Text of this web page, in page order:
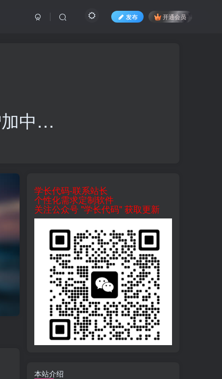
发布 开通会员
加中…
学长代码-联系站长
个性化需求定制软件
关注公众号 "学长代码" 获取更新
本站介绍